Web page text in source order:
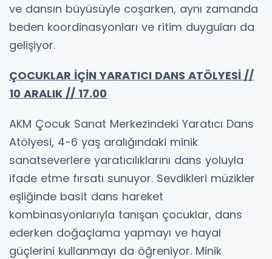
ve dansın büyüsüyle coşarken, aynı zamanda
beden koordinasyonları ve ritim duyguları da
gelişiyor.
ÇOCUKLAR İÇİN YARATICI DANS ATÖLYESİ //
10 ARALIK // 17.00
AKM Çocuk Sanat Merkezindeki Yaratıcı Dans
Atölyesi, 4-6 yaş aralığındaki minik
sanatseverlere yaratıcılıklarını dans yoluyla
ifade etme fırsatı sunuyor. Sevdikleri müzikler
eşliğinde basit dans hareket
kombinasyonlarıyla tanışan çocuklar, dans
ederken doğaçlama yapmayı ve hayal
güçlerini kullanmayı da öğreniyor. Minik